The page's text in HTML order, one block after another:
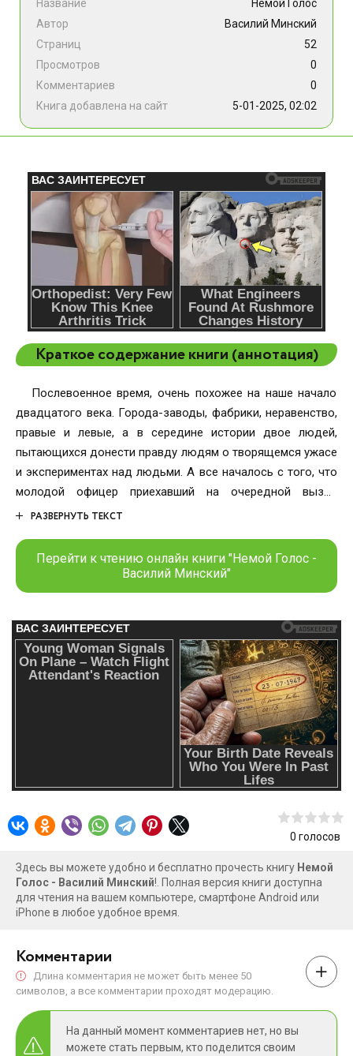
Название
Немой Голос
Автор
Василий Минский
Страниц
52
Просмотров
0
Комментариев
0
Книга добавлена на сайт
5-01-2025, 02:02
Краткое содержание книги (аннотация)
Послевоенное время, очень похожее на наше начало
двадцатого века. Города-заводы, фабрики, неравенство,
правые и левые, а в середине истории двое людей,
пытающихся донести правду людям о творящемся ужасе
и экспериментах над людьми. А все началось с того, что
молодой офицер приехавший на очередной вызов
оказывается впутан в жестокую историю о создании
заперты живые люди. Желая найти улики и сообщить
общественности о творящихся бесчинствах он
знакомится с девушкой, друзья которой уже пострадали
простое расследование, а в политическую игру,
полицейскому нужно очень внимательно выбирать
друзей и врагов, и тогда — справедливость
РАЗВЕРНУТЬ ТЕКСТ
Перейти к чтению онлайн книги "Немой Голос -
Василий Минский"
0 голосов
Здесь вы можете удобно и бесплатно прочесть книгу Немой
Голос - Василий Минский!. Полная версия книги доступна
для чтения на вашем компьютере, смартфоне Android или
iPhone в любое удобное время.
Комментарии
Длина комментария не может быть менее 50
символов, а все комментарии проходят модерацию.
На данный момент комментариев нет, но вы
можете стать первым, кто поделится своим